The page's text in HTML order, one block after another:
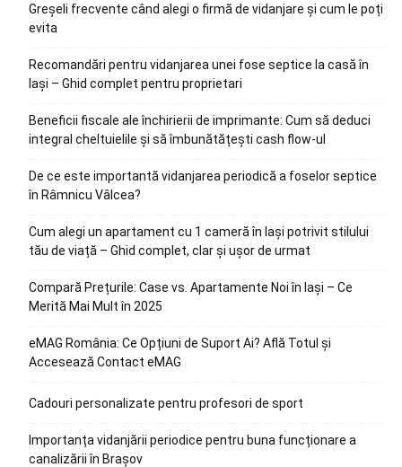
Greșeli frecvente când alegi o firmă de vidanjare și cum le poți
evita
Recomandări pentru vidanjarea unei fose septice la casă în
Iași – Ghid complet pentru proprietari
Beneficii fiscale ale închirierii de imprimante: Cum să deduci
integral cheltuielile și să îmbunătățești cash flow-ul
De ce este importantă vidanjarea periodică a foselor septice
în Râmnicu Vâlcea?
Cum alegi un apartament cu 1 cameră în Iași potrivit stilului
tău de viață – Ghid complet, clar și ușor de urmat
Compară Prețurile: Case vs. Apartamente Noi în Iași – Ce
Merită Mai Mult în 2025
eMAG România: Ce Opțiuni de Suport Ai? Află Totul și
Accesează Contact eMAG
Cadouri personalizate pentru profesori de sport
Importanța vidanjării periodice pentru buna funcționare a
canalizării în Brașov